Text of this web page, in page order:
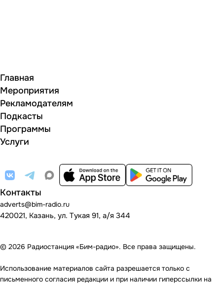
Главная
Мероприятия
Рекламодателям
Подкасты
Программы
Услуги
Контакты
adverts@bim-radio.ru
420021, Казань, ул. Тукая 91, а/я 344
© 2026 Радиостанция «Бим-радио». Все права защищены.
Использование материалов сайта разрешается только с
письменного согласия редакции и при наличии гиперссылки на